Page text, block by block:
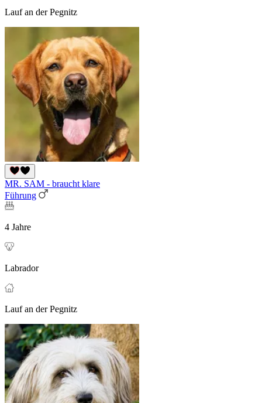
Lauf an der Pegnitz
MR. SAM - braucht klare
Führung
4 Jahre
Labrador
Lauf an der Pegnitz